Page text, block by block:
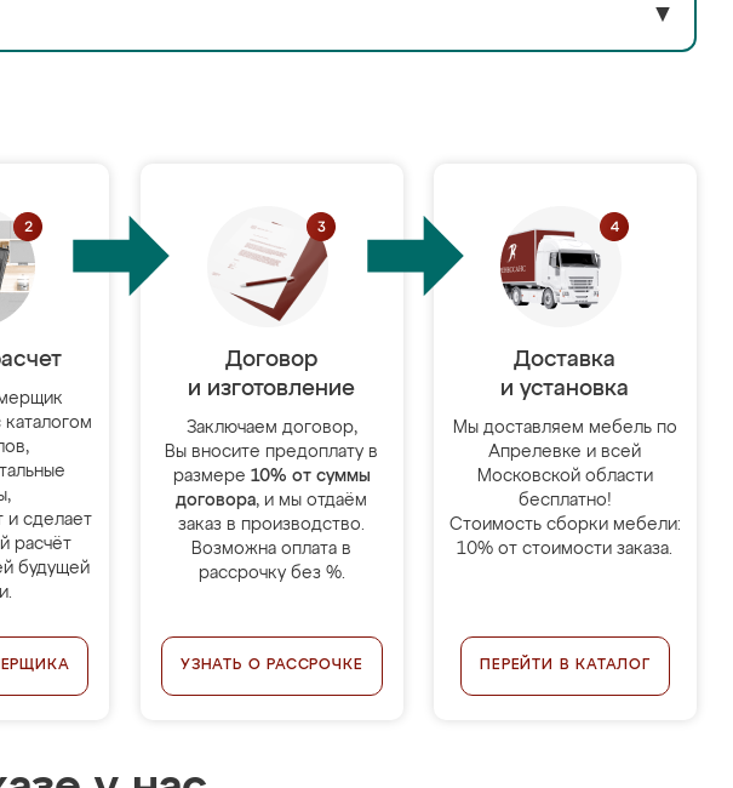
▼
и сделает
расчёт
будущей
Договор
и изготовление
Заключаем договор,
Вы вносите предоплату в
размере 10% от суммы
договора, и мы отдаём
заказ в производство.
Возможна оплата в
рассрочку без %.
УЗНАТЬ О РАССРОЧКЕ
Доставка
и установка
Мы доставляем мебель по
Апрелевке и всей
Московской области
бесплатно!
Стоимость сборки мебели:
10% от стоимости заказа.
ПЕРЕЙТИ В КАТАЛОГ